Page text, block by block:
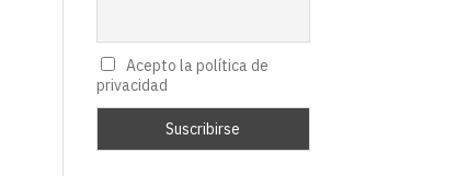
Acepto la política de
privacidad